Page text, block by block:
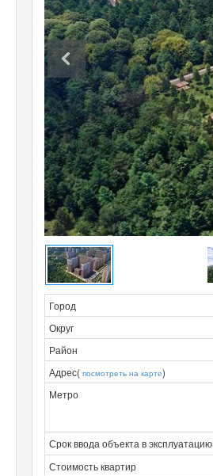
Город
Округ
Район
Адрес( посмотреть на карте)
Метро
Срок ввода объекта в эксплуатацию
Стоимость квартир